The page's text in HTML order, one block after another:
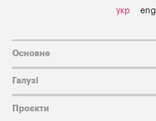
укр eng
Основне
Галузі
Проєкти